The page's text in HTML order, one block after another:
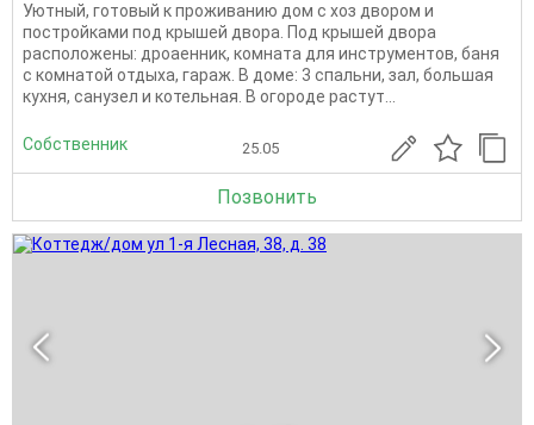
Уютный, готовый к проживанию дом с хоз двором и
постройками под крышей двора. Под крышей двора
расположены: дроаенник, комната для инструментов, баня
с комнатой отдыха, гараж. В доме: 3 спальни, зал, большая
кухня, санузел и котельная. В огороде растут...
Собственник 25.05
Позвонить